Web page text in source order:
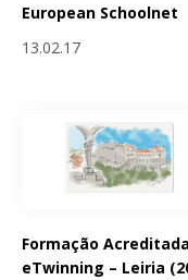
European Schoolnet
13.02.17
Formação Acreditada
eTwinning – Leiria